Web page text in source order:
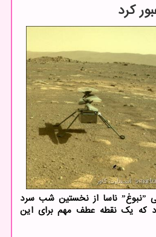
كرد
اسمارت کاور: بالگرد مریخی ˮنبوغˮ ناسا از نخستین شب سرد
که یک نقطه عطف مهم برای این